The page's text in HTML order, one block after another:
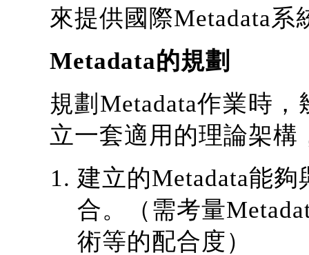
來提供國際Metadata系
Metadata的規劃
規劃Metadata作業時
立一套適用的理論架
建立的Metadata能
合。（需考量
術等的配合度）